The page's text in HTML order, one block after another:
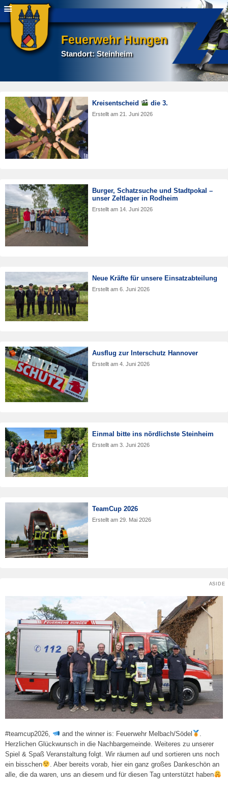
Feuerwehr Hungen
Standort: Steinheim
Kreisentscheid die 3.
Erstellt am21. Juni 2026
Burger, Schatzsuche und Stadtpokal –
unser Zeltlager in Rodheim
Erstellt am 14. Juni 2026
Neue Kräfte für unsere Einsatzabteilung
Erstellt am6. Juni 2026
Ausflug zur Interschutz Hannover
Erstellt am4. Juni 2026
Einmal bitte ins nördlichste Steinheim
Erstellt am3. Juni 2026
TeamCup 2026
Erstellt am29. Mai 2026
ASIDE
#teamcup2026, and the winner is: Feuerwehr Melbach/Södel
Herzlichen Glückwunsch in die Nachbargemeinde. Weiteres zu unserer
Spiel & Spaß Veranstaltung folgt. Wir räumen auf und sortieren uns noch
ein bisschen
. Aber bereits vorab, hier ein ganz großes Dankeschön an
alle, die da waren, uns an diesem und für diesen Tag unterstützt haben